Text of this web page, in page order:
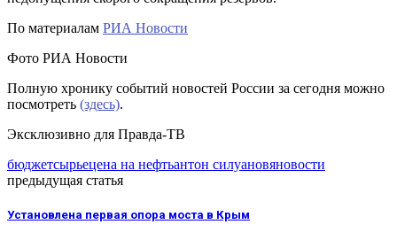
По материалам РИА Новости
Фото РИА Новости
Полную хронику событий новостей России за сегодня можно
посмотреть (здесь).
Эксклюзивно для Правда-ТВ
бюджетсырьецена на нефтьантон силуановяновости
предыдущая статья
Установлена первая опора моста в Крым